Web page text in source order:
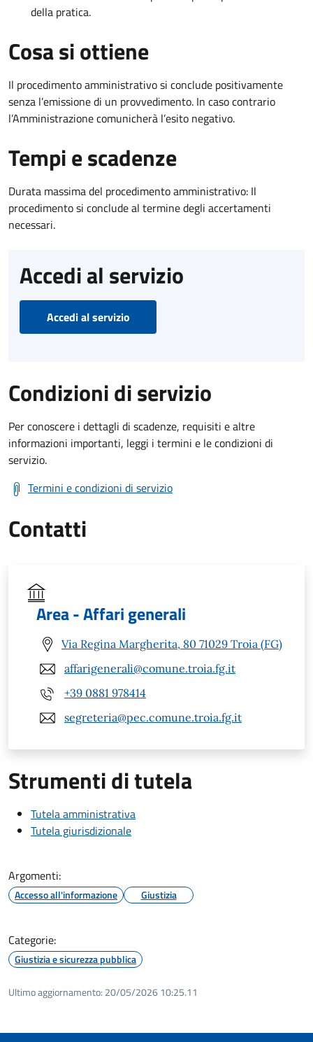
della pratica.
Cosa si ottiene
Il procedimento amministrativo si conclude positivamente
senza l’emissione di un provvedimento. In caso contrario
l’Amministrazione comunicherà l’esito negativo.
Tempi e scadenze
Durata massima del procedimento amministrativo: Il
procedimento si conclude al termine degli accertamenti
necessari.
Accedi al servizio
Accedi al servizio
Condizioni di servizio
Per conoscere i dettagli di scadenze, requisiti e altre
informazioni importanti, leggi i termini e le condizioni di
servizio.
Termini e condizioni di servizio
Contatti
Area - Affari generali
Via Regina Margherita, 80 71029 Troia (FG)
affarigenerali@comune.troia.fg.it
+39 0881 978414
segreteria@pec.comune.troia.fg.it
Strumenti di tutela
Tutela amministrativa
Tutela giurisdizionale
Argomenti:
Accesso all'informazione Giustizia
Categorie:
Giustizia e sicurezza pubblica
Ultimo aggiornamento: 20/05/2026 10:25.11